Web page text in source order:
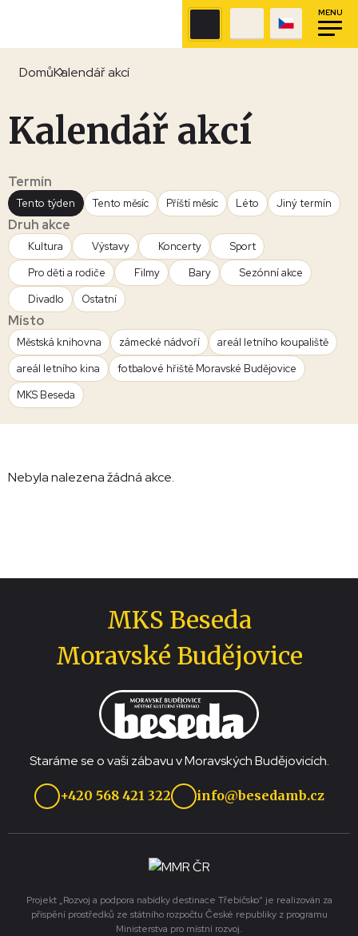
MENU
DomůKalendář akcí
Kalendář akcí
Termín
Tento týden Tento měsíc Příští měsíc Léto Jiný termín
Druh akce
Kultura Výstavy Koncerty
Sport
Pro děti a rodiče
Filmy Bary
Sezónní akce
Divadlo
Ostatní
Místo
Městská knihovna zámecké nádvoří
areál letního koupaliště
areál letního kina
fotbalové hřiště Moravské Budějovice
MKS Beseda
Nebyla nalezena žádná akce.
MKS Beseda
Moravské Budějovice
Staráme se o vaši zábavu v Moravských Budějovicích.
+420 568 421 322 info@besedamb.cz
Projekt „Rozvoj a podpora nabídky destinace Třebíčsko“ je realizován za
přispění prostředků ze státního rozpočtu České republiky z programu
Ministerstva pro místní rozvoj.